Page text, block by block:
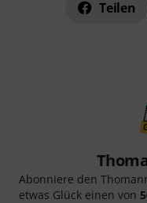
Teilen
Abonniere den
etwas Glück einen von